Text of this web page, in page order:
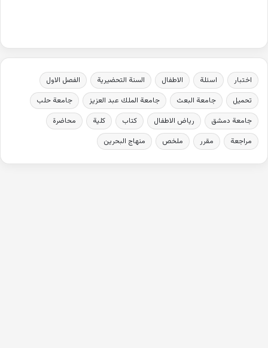
اختبار اسئلة الاطفال السنة التحضيرية
الفصل الاول
تحميل
جامعة البعث جامعة الملك عبد العزيز
جامعة حلب
جامعة دمشق
رياض الاطفال كتاب كلية
محاضرة
مراجعة
مقرر ملخص منهاج البحرين